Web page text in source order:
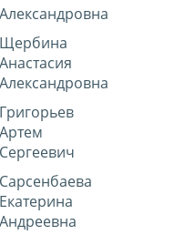
Александровна
Щербина
Анастасия
Александровна
Григорьев
Артем
Сергеевич
Сарсенбаева
Екатерина
Андреевна